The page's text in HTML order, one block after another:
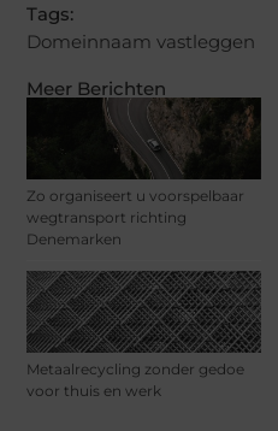
Meer Berichten
Zo organiseert u voorspelbaar
wegtransport richting
Denemarken
Metaalrecycling zonder gedoe
voor thuis en werk
Tags:
Domeinnaam vastleggen